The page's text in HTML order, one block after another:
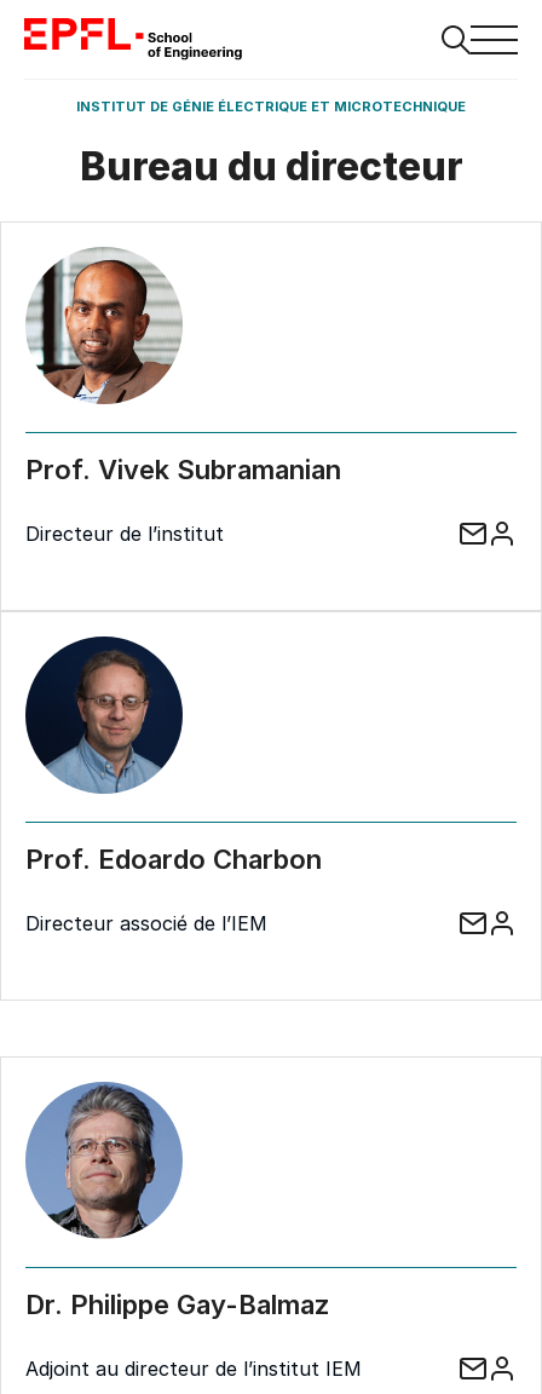
INSTITUT DE GÉNIE ÉLECTRIQUE ET MICROTECHNIQUE
Bureau du directeur
Prof. Vivek Subramanian
Directeur de l’institut
Prof. Edoardo Charbon
Directeur associé de l’IEM
Dr. Philippe Gay-Balmaz
Adjoint au directeur de l’institut IEM